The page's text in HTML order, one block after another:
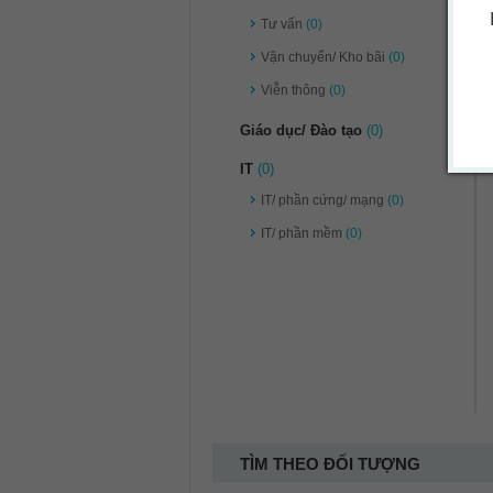
Tư vấn (0)
Vận chuyển/ Kho bãi (0)
Viễn thông (0)
Giáo dục/ Đào tạo (0)
IT (0)
IT/ phần cứng/ mạng (0)
IT/ phần mềm (0)
TÌM THEO ĐỐI TƯỢNG